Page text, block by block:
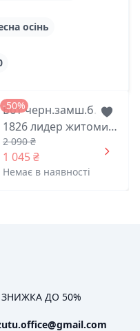
осінь
-50%
Бот черн.замш.б.
1826 лидер житомир
39(р)
2 090 ₴
1 045 ₴
Немає в наявності
ЗНИЖКА ДО 50%